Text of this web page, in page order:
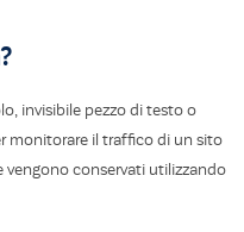
invisibile pezzo di testo o
monitorare il traffico di un sito
vengono conservati utilizzando